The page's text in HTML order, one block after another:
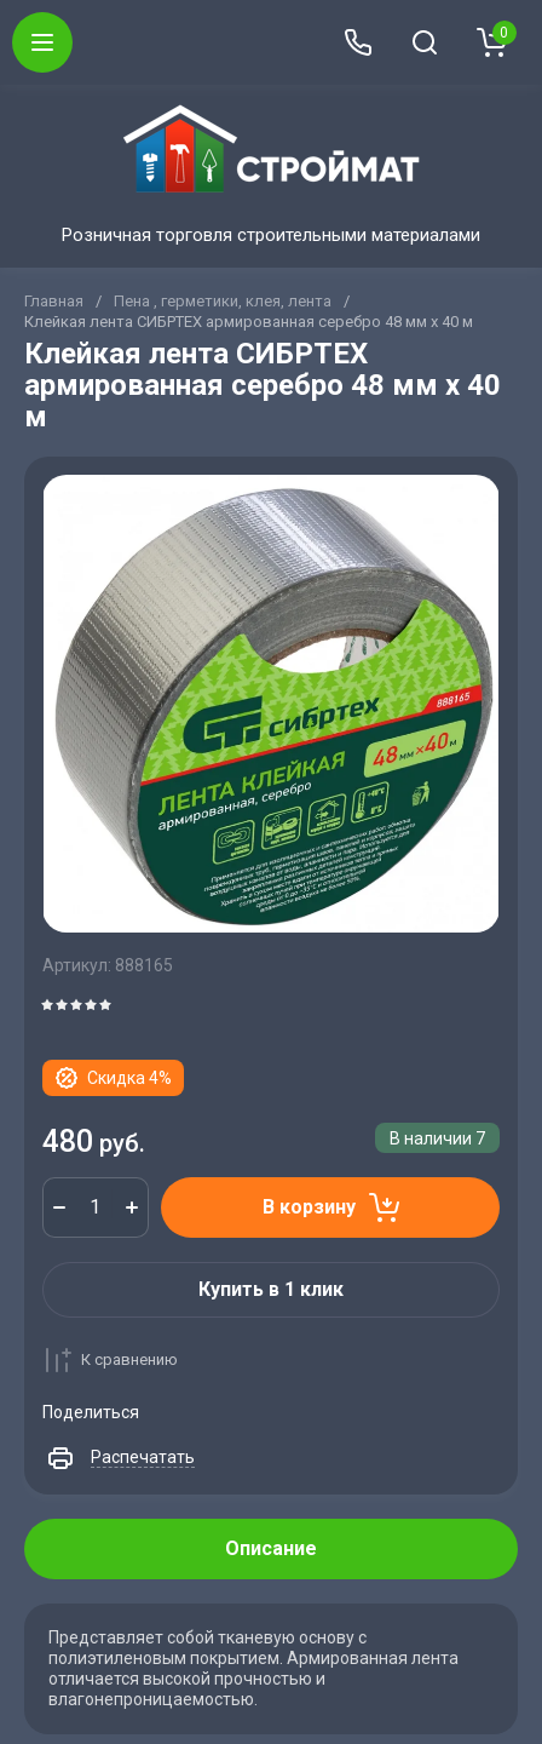
Розничная торговля строительными материалами
0
Главная / Пена , герметики, клея, лента
/
Клейкая лента СИБРТЕХ армированная серебро 48 мм х 40 м
Клейкая лента СИБРТЕХ
армированная серебро 48 мм х 40
м
Артикул: 888165
Скидка 4%
В наличии 7
480 руб.
В корзину
Купить в 1 клик
К сравнению
Поделиться
Распечатать
Описание
Представляет собой тканевую основу с
полиэтиленовым покрытием. Армированная лента
отличается высокой прочностью и
влагонепроницаемостью.